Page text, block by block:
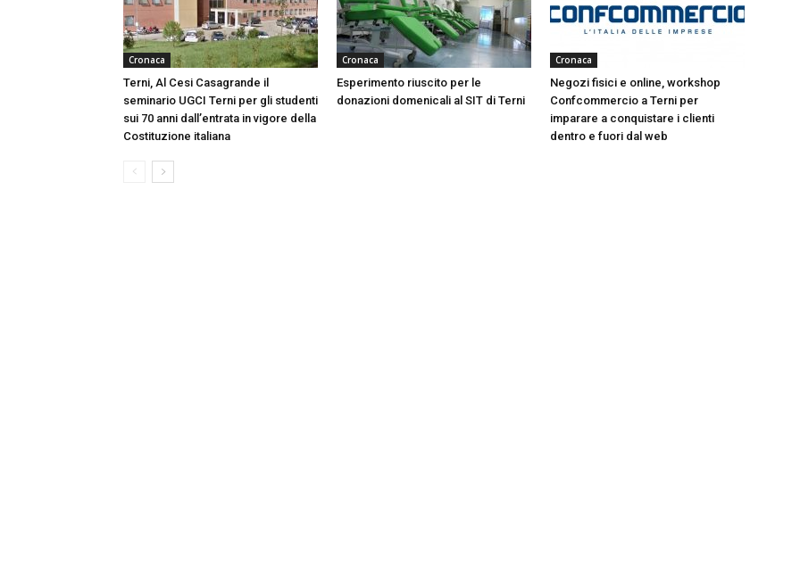
Cronaca
Terni, Al Cesi Casagrande il
seminario UGCI Terni per gli studenti
sui 70 anni dall’entrata in vigore della
Costituzione italiana
Cronaca
Esperimento riuscito per le
donazioni domenicali al SIT di Terni
Cronaca
Negozi fisici e online, workshop
Confcommercio a Terni per
imparare a conquistare i clienti
dentro e fuori dal web